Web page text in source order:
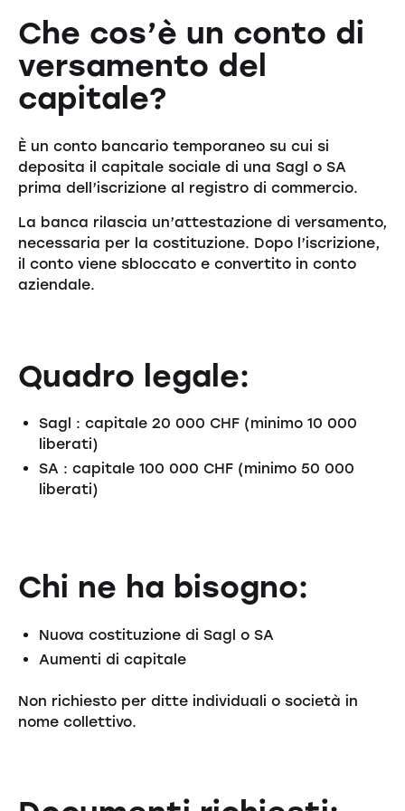
Che cos’è un conto di
versamento del
capitale?
È un conto bancario temporaneo su cui si
deposita il capitale sociale di una Sagl o SA
prima dell’iscrizione al registro di commercio.
La banca rilascia un’attestazione di versamento,
necessaria per la costituzione. Dopo l’iscrizione,
il conto viene sbloccato e convertito in conto
aziendale.
Quadro legale:
Sagl : capitale 20 000 CHF (minimo 10 000
liberati)
SA : capitale 100 000 CHF (minimo 50 000
liberati)
Chi ne ha bisogno:
Nuova costituzione di Sagl o SA
Aumenti di capitale
Non richiesto per ditte individuali o società in
nome collettivo.